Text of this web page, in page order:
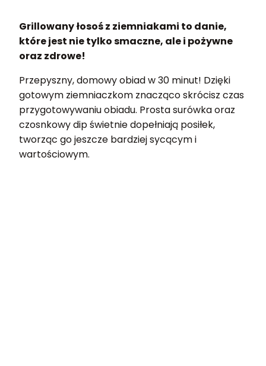
Grillowany łosoś z ziemniakami to danie,
które jest nie tylko smaczne, ale i pożywne
oraz zdrowe!
Przepyszny, domowy obiad w 30 minut! Dzięki
gotowym ziemniaczkom znacząco skrócisz czas
przygotowywaniu obiadu. Prosta surówka oraz
czosnkowy dip świetnie dopełniają posiłek,
tworząc go jeszcze bardziej sycącym i
wartościowym.